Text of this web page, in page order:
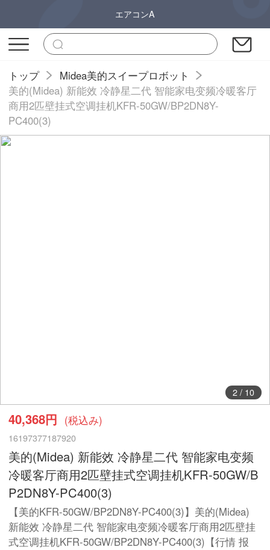
エアコンA
トップ
Midea美的スイープロボット
美的(Midea) 新能效 冷静星二代 智能家电变频冷暖客厅
商用2匹壁挂式空调挂机KFR-50GW/BP2DN8Y-
PC400(3)
2/ 10
40,368円 (税込み)
16197377187920
美的(Midea) 新能效 冷静星二代 智能家电变频
冷暖客厅商用2匹壁挂式空调挂机KFR-50GW/B
P2DN8Y-PC400(3)
【美的KFR-50GW/BP2DN8Y-PC400(3)】美的(Midea)
新能效 冷静星二代 智能家电变频冷暖客厅商用2匹壁挂
式空调挂机KFR-50GW/BP2DN8Y-PC400(3)【行情 报